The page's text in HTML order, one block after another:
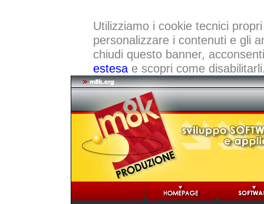
Utilizziamo i cookie tecnici
personalizzare i contenuti e gli
chiudi questo banner,
estesae scopri come